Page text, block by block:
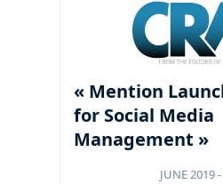
« Mention
for Social Media
Management »
JUNE 2019